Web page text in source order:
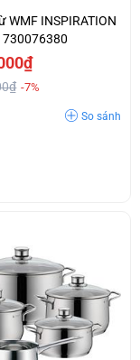
WMF INSPIRATION
-7%
So sánh